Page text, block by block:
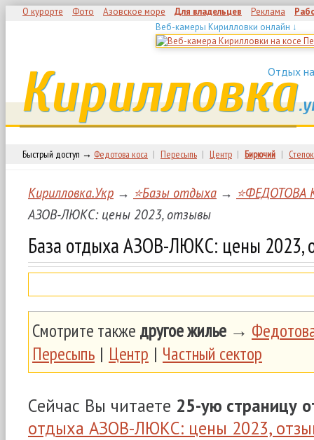
О курорте Фото Азовское море Для владельцев Реклама
Веб-камеры Кирилловки онлайн ↓
Отдых
Кирилловка
Быстрый доступ → Федотова коса | Пересыпь | Центр | Бирючий | Степок
Кирилловка.Укр → ⭐Базы отдыха → ⭐ФЕДОТОВА
АЗОВ-ЛЮКС: цены 2023, отзывы
База отдыха АЗОВ-ЛЮКС: цены 2023,
Смотрите также другое жилье →
Пересыпь | Центр | Частный сектор
Сейчас Вы читаете 25-ую страницу
отдыха АЗОВ-ЛЮКС: цены 2023,